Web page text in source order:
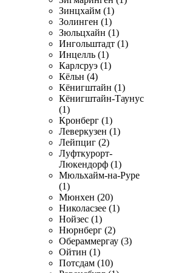
Зинцхайм (1)
Золинген (1)
Зюльцхайн (1)
Ингольштадт (1)
Инцелль (1)
Карлсруэ (1)
Кёльн (4)
Кёнигштайн (1)
Кёнигштайн-Таунус
(1)
Кронберг (1)
Леверкузен (1)
Лейпциг (2)
Луфткурорт-
Люкендорф (1)
Мюльхайм-на-Руре
(1)
Мюнхен (20)
Николасзее (1)
Нойзес (1)
Нюрнберг (2)
Обераммергау (3)
Ойтин (1)
Потсдам (10)